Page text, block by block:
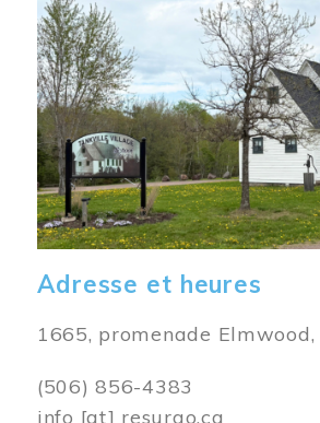
Adresse et heures
1665, promenade Elmwood,
(506) 856-4383
info [at] resurgo.ca